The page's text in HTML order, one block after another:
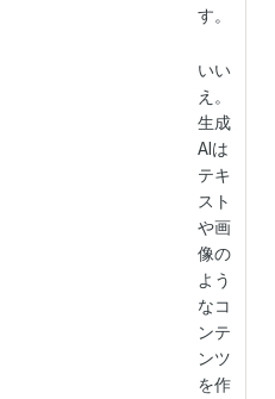
す。
いい
え。
生成
AIは
テキ
スト
や画
像の
よう
なコ
ンテ
ンツ
を作